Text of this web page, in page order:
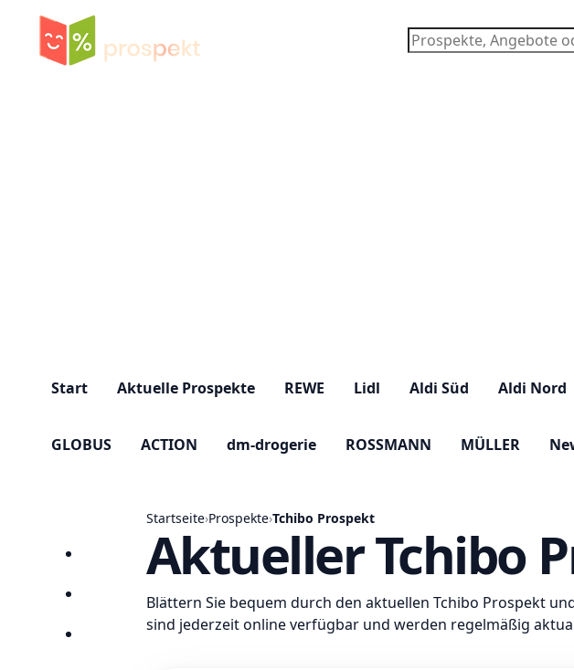
Suchen
Start Aktuelle Prospekte REWE Lidl Aldi Süd Aldi Nord
GLOBUS ACTION dm-drogerie ROSSMANN MÜLLER
Startseite
Prospekte
Startseite›Prospekte›Tchibo Prospekt
Aktueller Tchibo
Blättern Sie bequem durch den aktuellen Tchibo Prospekt
sind jederzeit online verfügbar und werden regelmäßig